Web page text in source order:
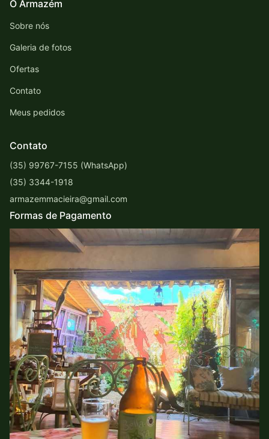
O Armazém
Sobre nós
Galeria de fotos
Ofertas
Contato
Meus pedidos
Contato
(35) 99767-7155 (WhatsApp)
(35) 3344-1918
armazemmacieira@gmail.com
Formas de Pagamento